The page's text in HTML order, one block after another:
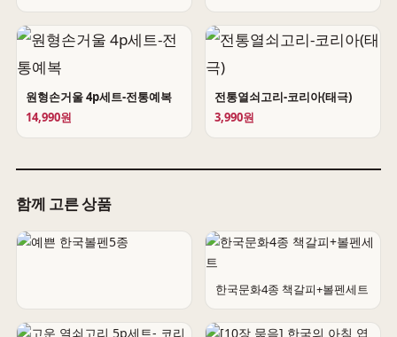
원형손거울 4p세트-전통예복
14,990원
전통열쇠고리-코리아(태극)
3,990원
함께 고른 상품
예쁜 한국볼펜5종
한국문화4종 책갈피+볼펜세트